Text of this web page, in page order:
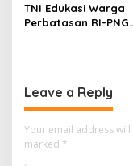
TNI Edukasi Warga
Perbatasan RI-PNG
Leave a Reply
Your email address
marked *